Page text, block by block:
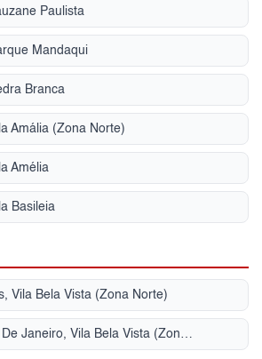
Paulista
Mandaqui
Branca
Amália (Zona Norte)
Amélia
Basileia
Vila Bela Vista (Zona Norte)
Rua Vinte E Oito De Janeiro, Vila Bela Vista (Zona Norte)